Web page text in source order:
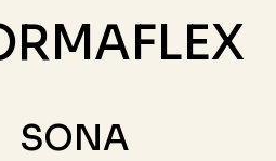
SONA